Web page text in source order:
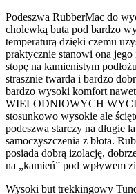
Podeszwa RubberMac do
cholewką buta pod bardzo
temperaturą dzięki czemu
praktycznie stanowi ona
stopę na kamienistym
strasznie twarda i bardzo
bardzo wysoki komfort
WIELODNIOWYCH
stosunkowo wysokie ale
podeszwa starczy na długie
samoczyszczenia z błota.
posiada dobrą izolację,
na „kamień” pod wpływem
Wysoki but trekkingowy